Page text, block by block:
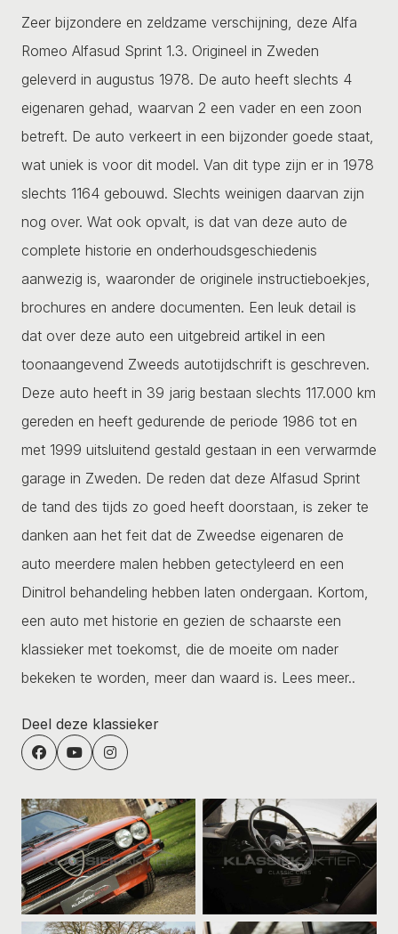
Zeer bijzondere en zeldzame verschijning, deze Alfa
Romeo Alfasud Sprint 1.3. Origineel in Zweden
geleverd in augustus 1978. De auto heeft slechts 4
eigenaren gehad, waarvan 2 een vader en een zoon
betreft. De auto verkeert in een bijzonder goede staat,
wat uniek is voor dit model. Van dit type zijn er in 1978
slechts 1164 gebouwd. Slechts weinigen daarvan zijn
nog over. Wat ook opvalt, is dat van deze auto de
complete historie en onderhoudsgeschiedenis
aanwezig is, waaronder de originele instructieboekjes,
brochures en andere documenten. Een leuk detail is
dat over deze auto een uitgebreid artikel in een
toonaangevend Zweeds autotijdschrift is geschreven.
Deze auto heeft in 39 jarig bestaan slechts 117.000 km
gereden en heeft gedurende de periode 1986 tot en
met 1999 uitsluitend gestald gestaan in een verwarmde
garage in Zweden. De reden dat deze Alfasud Sprint
de tand des tijds zo goed heeft doorstaan, is zeker te
danken aan het feit dat de Zweedse eigenaren de
auto meerdere malen hebben getectyleerd en een
Dinitrol behandeling hebben laten ondergaan. Kortom,
een auto met historie en gezien de schaarste een
klassieker met toekomst, die de moeite om nader
bekeken te worden, meer dan waard is. Lees meer..
Deel deze klassieker